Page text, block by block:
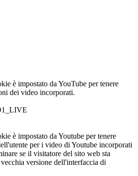
è impostato da YouTube per tenere
dei video incorporati.
è impostato da Youtube per tenere
per i video di Youtube incorporati
se il visitatore del sito web sta
versione dell'interfaccia di